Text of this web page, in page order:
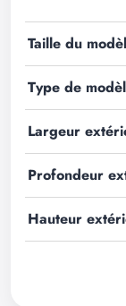
Taille du
Type de
Largeur
Profondeur
Hauteur